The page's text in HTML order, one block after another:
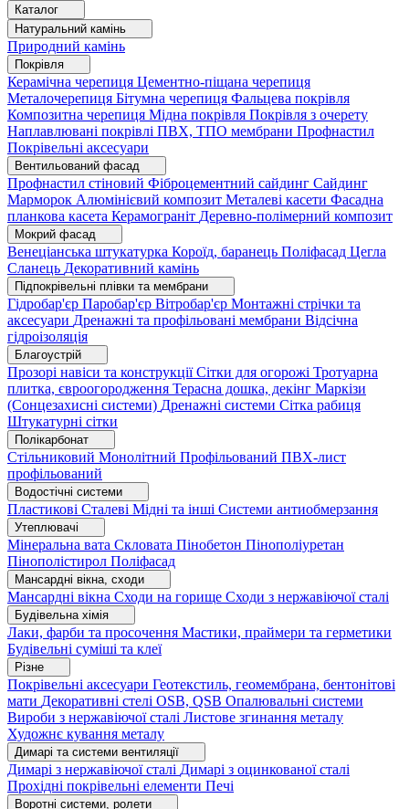
Каталог
Натуральний камінь
Природний камінь
Покрівля
Керамічна черепиця Цементно-піщана черепиця
Металочерепиця Бітумна черепиця Фальцева покрівля
Композитна черепиця Мідна покрівля Покрівля з очерету
Наплавлювані покрівлі ПВХ, ТПО мембрани Профнастил
Покрівельні аксесуари
Вентильований фасад
Профнастил стіновий Фіброцементний сайдинг Сайдинг
Марморок Алюмінієвий композит Металеві касети Фасадна
планкова касета Керамограніт Деревно-полімерний композит
Мокрий фасад
Венеціанська штукатурка Короїд, баранець Поліфасад Цегла
Сланець Декоративний камінь
Підпокрівельні плівки та мембрани
Гідробар'єр Паробар'єр Вітробар'єр Монтажні стрічки та
аксесуари Дренажні та профільовані мембрани Відсічна
гідроізоляція
Благоустрій
Прозорі навіси та конструкціїСітки для огорожі Тротуарна
плитка, євроогородження Терасна дошка, декінг Маркізи
(Сонцезахисні системи) Дренажні системи Сітка рабиця
Штукатурні сітки
Полікарбонат
Стільниковий Монолітний Профільований ПВХ-лист
профільований
Водостічні системи
Пластикові Сталеві Мідні та інші Системи антиобмерзання
Утеплювачі
Мінеральна вата Скловата Пінобетон Пінополіуретан
Пінополістирол Поліфасад
Мансардні вікна, сходи
Мансардні вікна Сходи на горище Сходи з нержавіючої сталі
Будівельна хімія
Лаки, фарби та просочення Мастики, праймери та герметики
Будівельні суміші та клеї
Різне
Покрівельні аксесуари Геотекстиль, геомембрана, бентонітові
мати Декоративні стелі OSB, QSB Опалювальні системи
Вироби з нержавіючої сталі Листове згинання металу
Художнє кування металу
Димарі та системи вентиляції
Димарі з нержавіючої сталі Димарі з оцинкованої сталі
Прохідні покрівельні елементи Печі
Воротні системи, ролети